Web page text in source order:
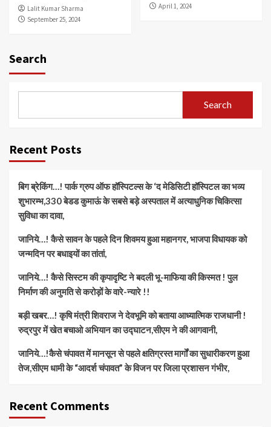
Lalit Kumar Sharma
September 25, 2024
April 1, 2024
Search
Search
Recent Posts
बिग ब्रेकिंग…! पार्क ग्रुप ऑफ हॉस्पिटल्स के ‘द मेडिसिटी हॉस्पिटल का भव्य
शुभारम्भ,330 बेडड कुमाऊं के सबसे बड़े अस्पताल में अत्याधुनिक चिकित्सा
सुविधा का दावा,
जानिये…! कैसे सावन के पहले दिन शिवमय हुआ महानगर, भाजपा विधायक को
जन्मदिन पर बधाइयों का तांतां,
जानिये…! कैसे सिस्टम की कृपादृष्टि ने बदली भू-माफिया की किस्मत ! पुल
निर्माण की अनुमति से करोड़ों के वारे-न्यारे !!
बड़ी खबर…! कृषि मंत्री शिवराज ने देवभूमि को बताया आध्यात्मिक राजधानी !
रुद्रपुर में खेत बचाओ अभियान का उद्घाटन,सीएम ने की आगवानी,
जानिये…!कैसे चंपावत में मानसून से पहले क्षतिग्रस्त मार्गों का सुधारीकरण हुआ
तेज,सीएम धामी के “आदर्श चंपावत” के विजन पर जिला प्रशासन गंभीर,
Recent Comments